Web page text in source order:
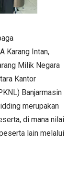
Karang Intan,
Milik Negara
Kantor
Banjarmasin
merupakan
di mana nilai
lain melalui